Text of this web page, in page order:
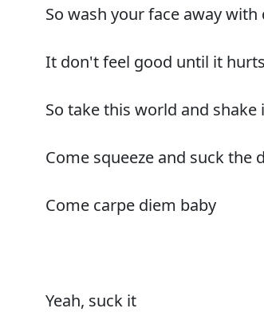
So wash your face away with
It don't feel good until it hurts
So take this world and shake
Come squeeze and suck the
Come carpe diem baby
Yeah, suck it